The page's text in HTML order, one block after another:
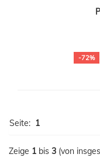
-72%
Seite: 1
Zeige 1 bis 3 (von